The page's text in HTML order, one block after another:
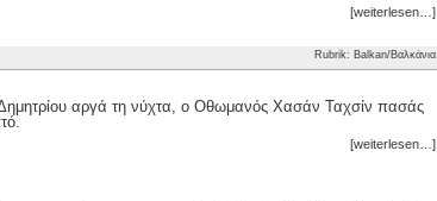
[weiterlesen…]
Rubrik: Balkan/Βαλκάνια
αργά τη νύχτα, ο Οθωμανός Χασάν Ταχσίν πασάς
[weiterlesen…]